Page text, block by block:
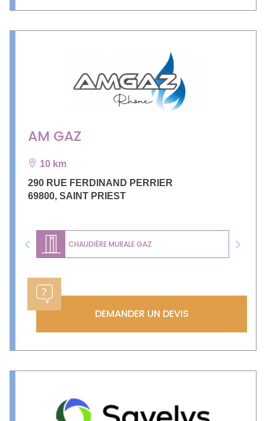
AM GAZ
10 km
290 RUE FERDINAND PERRIER
69800, SAINT PRIEST
CHAUDIÈRE MURALE GAZ
Previous Next
DEMANDER UN DEVIS